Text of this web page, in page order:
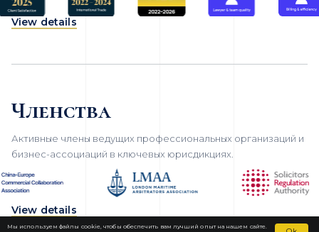
View details
Членства
Активные члены ведущих профессиональных организаций и
бизнес-ассоциаций в ключевых юрисдикциях.
View details
Мы используем файлы cookie, чтобы обеспечить вам лучший опыт на нашем сайте.